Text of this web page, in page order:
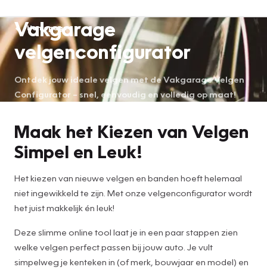
Homepage
Vakgarage
velgenconfigurator
Ontdek jouw ideale velgen met de Vakgarage Velgen
Configurator – snel, eenvoudig en volledig op maat!
Maak het Kiezen van Velgen
Simpel en Leuk!
Het kiezen van nieuwe velgen en banden hoeft helemaal
niet ingewikkeld te zijn. Met onze velgenconfigurator wordt
het juist makkelijk én leuk!
Deze slimme online tool laat je in een paar stappen zien
welke velgen perfect passen bij jouw auto. Je vult
simpelweg je kenteken in (of merk, bouwjaar en model) en